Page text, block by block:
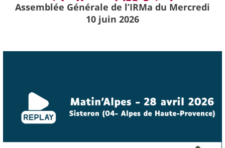
Assemblée Générale de l’IRMa du Mercredi
10 juin 2026